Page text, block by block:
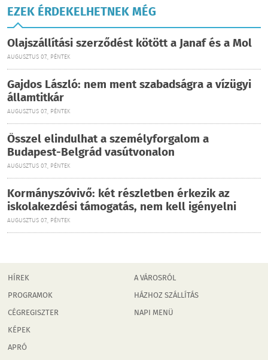
EZEK ÉRDEKELHETNEK MÉG
Olajszállítási szerződést kötött a Janaf és a Mol
AUGUSZTUS 07., PÉNTEK
Gajdos László: nem ment szabadságra a vízügyi
államtitkár
AUGUSZTUS 07., PÉNTEK
Ősszel elindulhat a személyforgalom a
Budapest-Belgrád vasútvonalon
AUGUSZTUS 07., PÉNTEK
Kormányszóvivő: két részletben érkezik az
iskolakezdési támogatás, nem kell igényelni
AUGUSZTUS 07., PÉNTEK
HÍREK
PROGRAMOK
CÉGREGISZTER
KÉPEK
APRÓ
A VÁROSRÓL
HÁZHOZ SZÁLLÍTÁS
NAPI MENÜ